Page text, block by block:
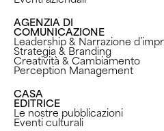
AGENZIA DI
COMUNICAZIONE
Leadership & Narrazione
Strategia & Branding
Creatività & Cambiamento
Perception Management ​
CASA
EDITRICE
Le nostre pubblicazioni
Eventi culturali